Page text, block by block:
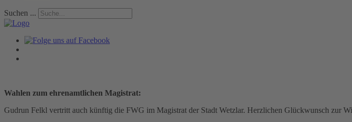
Suchen ...
Wahlen zum ehrenamtlichen Magistrat:
Gudrun Felkl vertritt auch künftig die FWG im Magistrat der Stadt Wetzlar. Herzlichen Glückwunsch zur